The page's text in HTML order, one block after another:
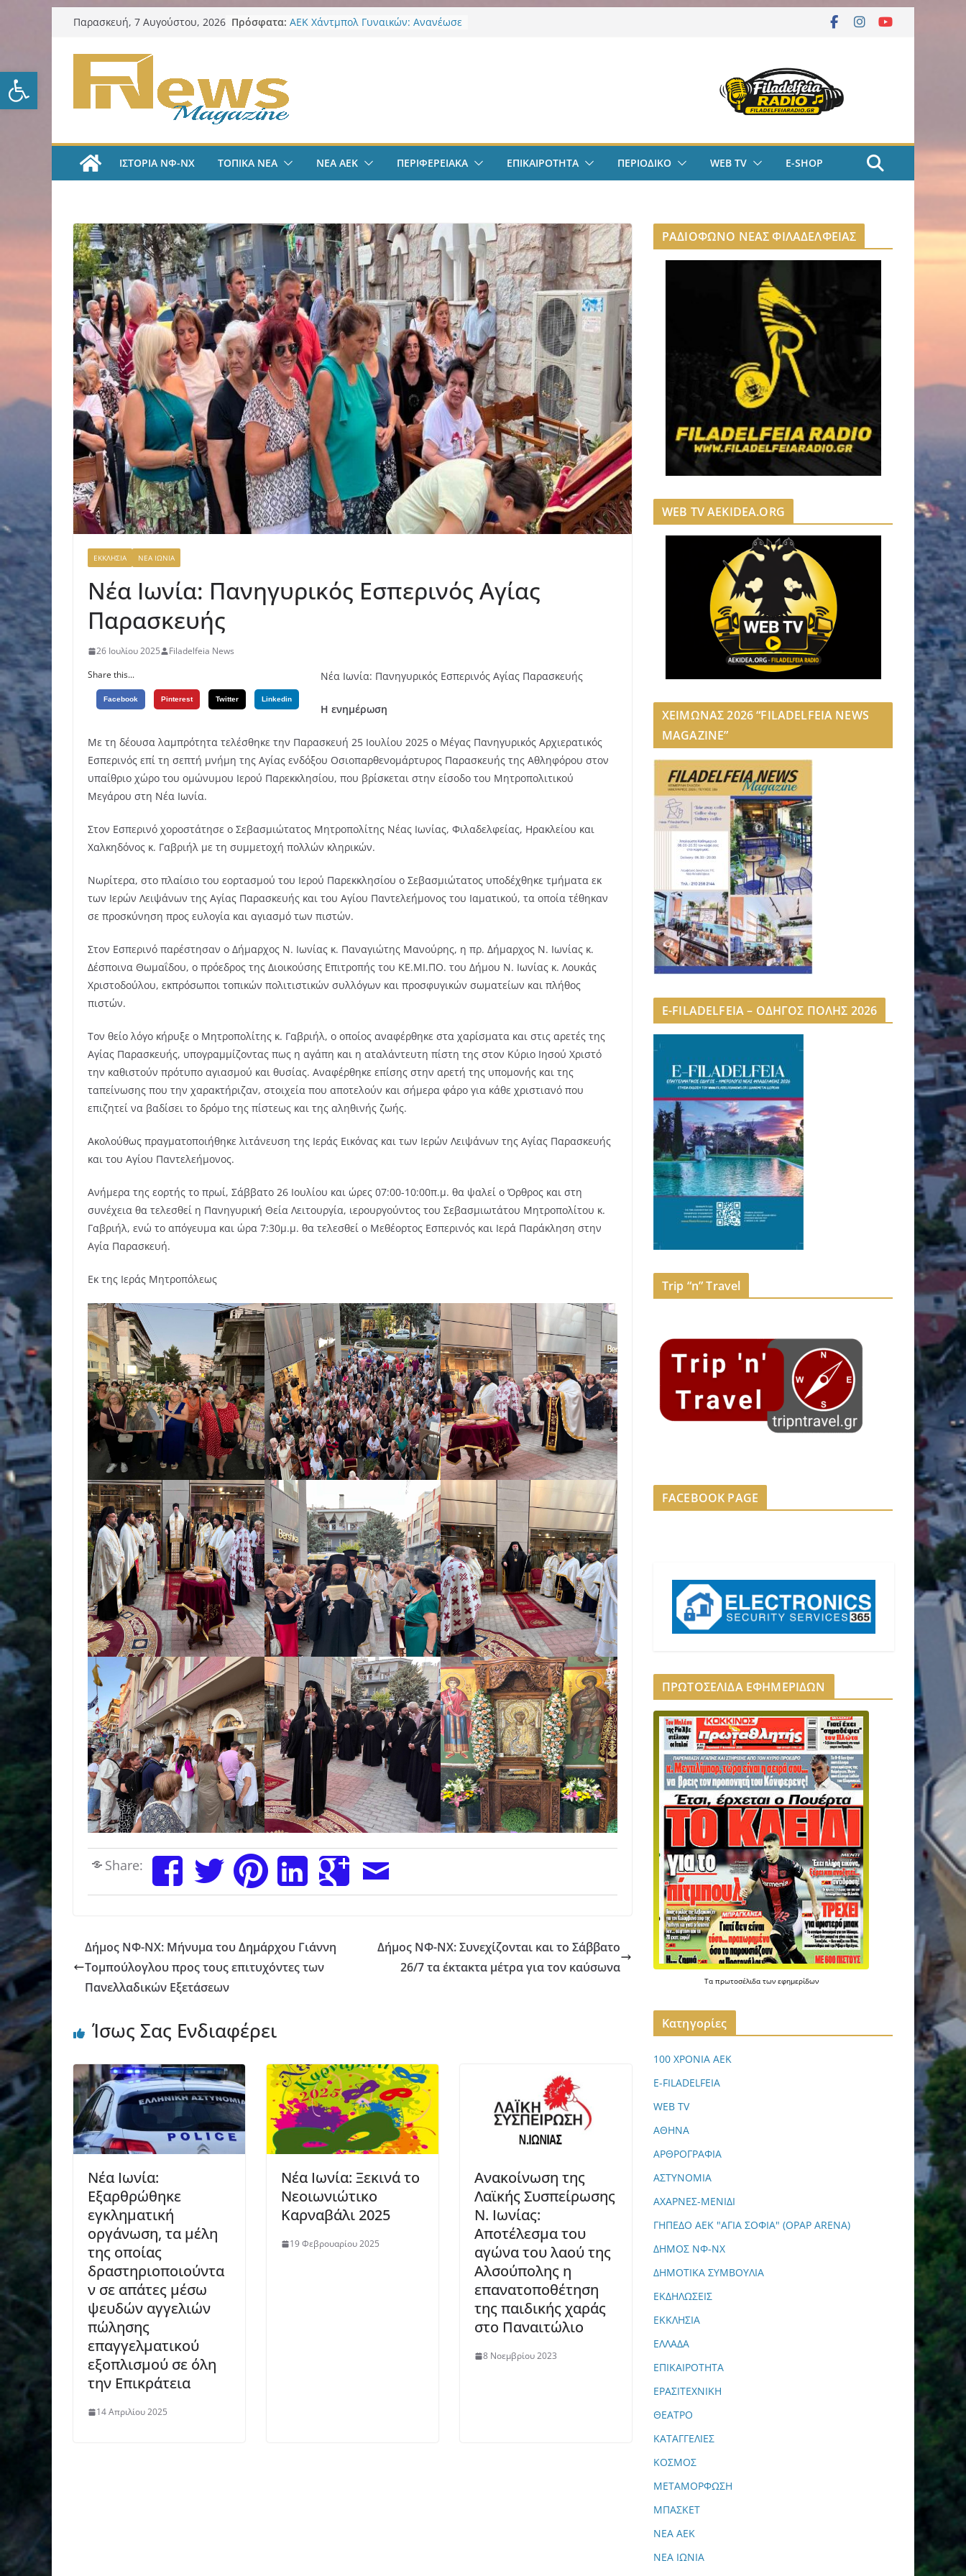
Ανοίξτε τη γραμμή εργαλείων
Μετάβαση
περιεχόμενο
Παρασκευή, 7 Αυγούστου, 2026 Πρόσφατα: ΑΕΚ Χάντμπολ Γυναικών: Ανανέωσε
Περιφέρεια Αττικής αποκτά ένα
από τα πρώτα ολοκληρωμένα
λογοδοσία»
ΙΣΤΟΡΙΑ ΝΦ-ΝΧ ΤΟΠΙΚΑ ΝΕΑ ΝΕΑ ΑΕΚ ΠΕΡΙΦΕΡΕΙΑΚΑ ΕΠΙΚΑΙΡΟΤΗΤΑ ΠΕΡΙΟΔΙΚΟ WEB TV E-SHOP
ΕΚΚΛΗΣΙΑ ΝΕΑ ΙΩΝΙΑ
Νέα Ιωνία: Πανηγυρικός Εσπερινός Αγίας
Παρασκευής
26 Ιουλίου 2025
Filadelfeia News
Share this...
Facebook Pinterest Twitter Linkedin
Νέα Ιωνία: Πανηγυρικός Εσπερινός Αγίας Παρασκευής
Η ενημέρωση
Με τη δέουσα λαμπρότητα τελέσθηκε την Παρασκευή 25 Ιουλίου 2025 ο Μέγας Πανηγυρικός Αρχιερατικός
Εσπερινός επί τη σεπτή μνήμη της Αγίας ενδόξου Οσιοπαρθενομάρτυρος Παρασκευής της Αθληφόρου στον
υπαίθριο χώρο του ομώνυμου Ιερού Παρεκκλησίου, που βρίσκεται στην είσοδο του Μητροπολιτικού
Μεγάρου στη Νέα Ιωνία.
Στον Εσπερινό χοροστάτησε ο Σεβασμιώτατος Μητροπολίτης Νέας Ιωνίας, Φιλαδελφείας, Ηρακλείου και
Χαλκηδόνος κ. Γαβριήλ με τη συμμετοχή πολλών κληρικών.
Νωρίτερα, στο πλαίσιο του εορτασμού του Ιερού Παρεκκλησίου ο Σεβασμιώτατος υποδέχθηκε τμήματα εκ
των Ιερών Λειψάνων της Αγίας Παρασκευής και του Αγίου Παντελεήμονος του Ιαματικού, τα οποία τέθηκαν
σε προσκύνηση προς ευλογία και αγιασμό των πιστών.
Στον Εσπερινό παρέστησαν ο Δήμαρχος Ν. Ιωνίας κ. Παναγιώτης Μανούρης, η πρ. Δήμαρχος Ν. Ιωνίας κ.
Δέσποινα Θωμαΐδου, ο πρόεδρος της Διοικούσης Επιτροπής του ΚΕ.ΜΙ.ΠΟ. του Δήμου Ν. Ιωνίας κ. Λουκάς
Χριστοδούλου, εκπρόσωποι τοπικών πολιτιστικών συλλόγων και προσφυγικών σωματείων και πλήθος
πιστών.
Τον θείο λόγο κήρυξε ο Μητροπολίτης κ. Γαβριήλ, ο οποίος αναφέρθηκε στα χαρίσματα και στις αρετές της
Αγίας Παρασκευής, υπογραμμίζοντας πως η αγάπη και η αταλάντευτη πίστη της στον Κύριο Ιησού Χριστό
την καθιστούν πρότυπο αγιασμού και θυσίας. Αναφέρθηκε επίσης στην αρετή της υπομονής και της
ταπείνωσης που την χαρακτήριζαν, στοιχεία που αποτελούν και σήμερα φάρο για κάθε χριστιανό που
επιζητεί να βαδίσει το δρόμο της πίστεως και της αληθινής ζωής.
Ακολούθως πραγματοποιήθηκε λιτάνευση της Ιεράς Εικόνας και των Ιερών Λειψάνων της Αγίας Παρασκευής
και του Αγίου Παντελεήμονος.
Ανήμερα της εορτής το πρωί, Σάββατο 26 Ιουλίου και ώρες 07:00-10:00π.μ. θα ψαλεί ο Όρθρος και στη
συνέχεια θα τελεσθεί η Πανηγυρική Θεία Λειτουργία, ιερουργούντος του Σεβασμιωτάτου Μητροπολίτου κ.
Γαβριήλ, ενώ το απόγευμα και ώρα 7:30μ.μ. θα τελεσθεί ο Μεθέορτος Εσπερινός και Ιερά Παράκληση στην
Αγία Παρασκευή.
Εκ της Ιεράς Μητροπόλεως
Share:
Δήμος ΝΦ-ΝΧ: Μήνυμα του Δημάρχου Γιάννη
Τομπούλογλου προς τους επιτυχόντες των
Πανελλαδικών Εξετάσεων
Δήμος ΝΦ-ΝΧ: Συνεχίζονται και το Σάββατο
26/7 τα έκτακτα μέτρα για τον καύσωνα
Ίσως Σας Ενδιαφέρει
Νέα Ιωνία:
Εξαρθρώθηκε
εγκληματική
οργάνωση, τα μέλη
της οποίας
δραστηριοποιούντα
ν σε απάτες μέσω
ψευδών αγγελιών
πώλησης
επαγγελματικού
εξοπλισμού σε όλη
την Επικράτεια
14 Απριλίου 2025
Νέα Ιωνία: Ξεκινά το
Νεοιωνιώτικο
Καρναβάλι 2025
19 Φεβρουαρίου 2025
Ανακοίνωση της
Λαϊκής Συσπείρωσης
Ν. Ιωνίας:
Αποτέλεσμα του
αγώνα του λαού της
Αλσούπολης η
επανατοποθέτηση
της παιδικής χαράς
στο Παναιτώλιο
8 Νοεμβρίου 2023
ΡΑΔΙΟΦΩΝΟ ΝΕΑΣ ΦΙΛΑΔΕΛΦΕΙΑΣ
WEB TV AEKIDEA.ORG
ΧΕΙΜΩΝΑΣ 2026 “FILADELFEIA NEWS
MAGAZINE”
E-FILADELFEIA – ΟΔΗΓΟΣ ΠΟΛΗΣ 2026
Trip “n” Travel
FACEBOOK PAGE
ΠΡΩΤΟΣΕΛΙΔΑ ΕΦΗΜΕΡΙΔΩΝ
Τα πρωτοσέλιδα των εφημερίδων
Kατηγορίες
100 ΧΡΟΝΙΑ ΑΕΚ
E-FILADELFEIA
WEB TV
ΑΘΗΝΑ
ΑΡΘΡΟΓΡΑΦΙΑ
ΑΣΤΥΝΟΜΙΑ
ΑΧΑΡΝΕΣ-ΜΕΝΙΔΙ
ΓΗΠΕΔΟ ΑΕΚ "ΑΓΙΑ ΣΟΦΙΑ" (OPAP ARENA)
ΔΗΜΟΣ ΝΦ-ΝΧ
ΔΗΜΟΤΙΚΑ ΣΥΜΒΟΥΛΙΑ
ΕΚΔΗΛΩΣΕΙΣ
ΕΚΚΛΗΣΙΑ
ΕΛΛΑΔΑ
ΕΠΙΚΑΙΡΟΤΗΤΑ
ΕΡΑΣΙΤΕΧΝΙΚΗ
ΘΕΑΤΡΟ
ΚΑΤΑΓΓΕΛΙΕΣ
ΚΟΣΜΟΣ
ΜΕΤΑΜΟΡΦΩΣΗ
ΜΠΑΣΚΕΤ
ΝΕΑ ΑΕΚ
ΝΕΑ ΙΩΝΙΑ